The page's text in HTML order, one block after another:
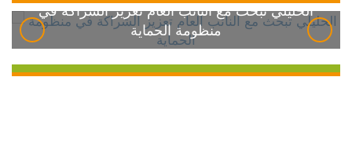
الخليلي تبحث مع النائب العام تعزيز الشراكة في
منظومة الحماية